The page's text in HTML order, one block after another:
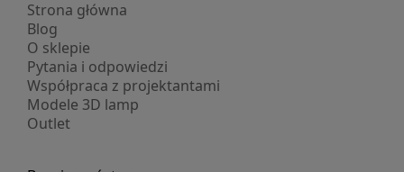
Strona główna
Blog
O sklepie
Pytania i odpowiedzi
Współpraca z projektantami
Modele 3D lamp
Outlet